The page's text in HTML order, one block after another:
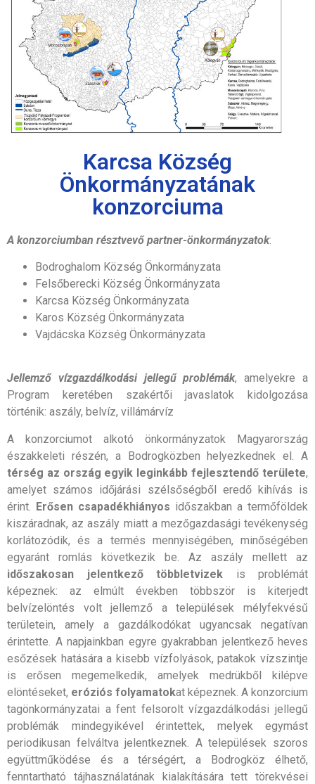
Karcsa Község
Önkormányzatának
konzorciuma
A konzorciumban résztvevő partner-önkormányzatok:
Bodroghalom Község Önkormányzata
Felsőberecki Község Önkormányzata
Karcsa Község Önkormányzata
Karos Község Önkormányzata
Vajdácska Község Önkormányzata
Jellemző vízgazdálkodási jellegű problémák, amelyekre a
Program keretében szakértői javaslatok kidolgozása
történik: aszály, belvíz, villámárvíz
A konzorciumot alkotó önkormányzatok Magyarország
északkeleti részén, a Bodrogközben helyezkednek el. A
térség az ország egyik leginkább fejlesztendő területe,
amelyet számos időjárási szélsőségből eredő kihívás is
érint. Erősen csapadékhiányos időszakban a termőföldek
kiszáradnak, az aszály miatt a mezőgazdasági tevékenység
korlátozódik, és a termés mennyiségében, minőségében
egyaránt romlás következik be. Az aszály mellett az
időszakosan jelentkező többletvizek is problémát
képeznek: az elmúlt években többször is kiterjedt
belvízelöntés volt jellemző a települések mélyfekvésű
területein, amely a gazdálkodókat ugyancsak negatívan
érintette. A napjainkban egyre gyakrabban jelentkező heves
esőzések hatására a kisebb vízfolyások, patakok vízszintje
is erősen megemelkedik, amelyek medrükből kilépve
elöntéseket, eróziós folyamatokat képeznek. A konzorcium
tagönkormányzatai a fent felsorolt vízgazdálkodási jellegű
problémák mindegyikével érintettek, melyek egymást
periodikusan felváltva jelentkeznek. A települések szoros
együttműködése és a térségért, a Bodrogköz élhető,
fenntartható tájhasználatának kialakítására tett törekvései